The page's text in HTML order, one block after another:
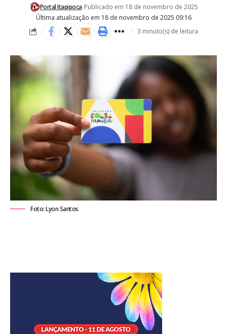
Última atualização em 18 de novembro de 2025 09:16
Portal Itapipoca Publicado em 18 de novembro de 2025
3 minuto(s) de leitura
Foto: Lyon Santos